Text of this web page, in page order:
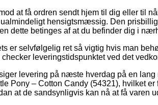
at få ordren sendt hjem til dig eller til
hensigtsmæssig. Den
dette betinges af at du befinder dig i
er selvfølgelig ret så vigtig hvis man
leveringstidspunktet ved det
levering på næste hverdag på en
Pony – Cotton Candy (54321), hvilket
at de sandsynligvis kan nå at få varen